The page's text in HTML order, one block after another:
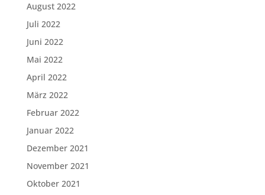
August 2022
Juli 2022
Juni 2022
Mai 2022
April 2022
März 2022
Februar 2022
Januar 2022
Dezember 2021
November 2021
Oktober 2021